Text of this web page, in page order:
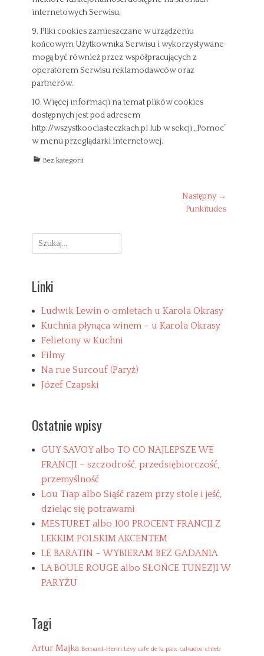
internetowych Serwisu.
9. Pliki cookies zamieszczane w urządzeniu
końcowym Użytkownika Serwisu i wykorzystywane
mogą być również przez współpracujących z
operatorem Serwisu reklamodawców oraz
partnerów.
10. Więcej informacji na temat plików cookies
dostępnych jest pod adresem
http://wszystkoociasteczkach.pl lub w sekcji „Pomoc”
w menu przeglądarki internetowej.
C
Bez kategorii
Następny →
Punkitudes
Search
for:
Linki
Ludwik Lewin o omletach u Karola Okrasy
Kuchnia płynąca winem – u Karola Okrasy
Felietony w Kuchni
Filmy
Na rue Surcouf (Paryż)
Józef Czapski
Ostatnie wpisy
GUY SAVOY albo TO CO NAJLEPSZE WE
FRANCJI – szczodrość, przedsiębiorczość,
przemyślność
Lou Tíap albo Siąść razem przy stole i jeść,
dzieląc się potrawami
MESTURET albo 100 PROCENT FRANCJI Z
LEKKIM POLSKIM AKCENTEM
LE BARATIN – WYBIERAM BEZ GADANIA
LA BOULE ROUGE albo SŁOŃCE TUNEZJI W
PARYŻU
Tagi
Artur Majka Bernard-Henri Lévy cafe de la paix calvados chleb